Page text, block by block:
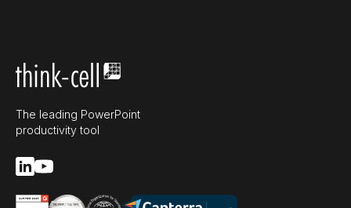
The leading PowerPoint
productivity tool